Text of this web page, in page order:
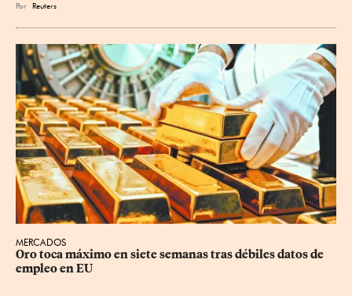
Por Reuters
MERCADOS
Oro toca máximo en siete semanas tras débiles datos de
empleo en EU